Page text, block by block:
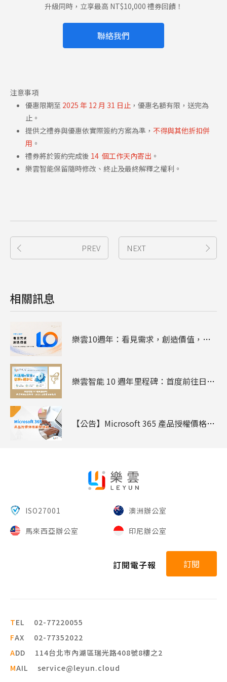
升級同時，立享最高 NT$10,000 禮券回饋！
聯絡我們
注意事項
優惠限期至 2025 年 12 月 31 日止 ，優惠名額有限，送完為
止。
提供之禮券與優惠依實際簽約方案為準， 不得與其他折扣併
用 。
禮券將於簽約完成後 14 個工作天內寄出 。
樂雲智能保留隨時修改、終止及最終解釋之權利。
PREV NEXT
相關訊息
樂雲10週年：看見需求，創造價值，陪企業走過雲端、資安與AI
樂雲智能 10 週年里程碑：首度前往日本參展 - 2026 日本臺灣形象展
【公告】Microsoft 365 產品授權價格調整通知
ISO27001
澳洲辦公室
馬來西亞辦公室
印尼辦公室
訂閱電子報 訂閱
TEL
02-77220055
FAX
02-77352022
ADD
114台北市內湖區瑞光路408號8樓之2
MAIL
service@leyun.cloud